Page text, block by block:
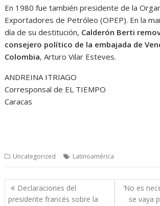
En 1980 fue también presidente de la
Exportadores de Petróleo (OPEP). En la
día de su destitución, Calderón Berti
consejero político de la embajada de
Colombia, Arturo Vilar Esteves.
ANDREINA ITRIAGO
Corresponsal de EL TIEMPO
Caracas
Uncategorized Latinoamérica
Navegación
de
Declaraciones del
presidente francés sobre la
‘No es
se vaya